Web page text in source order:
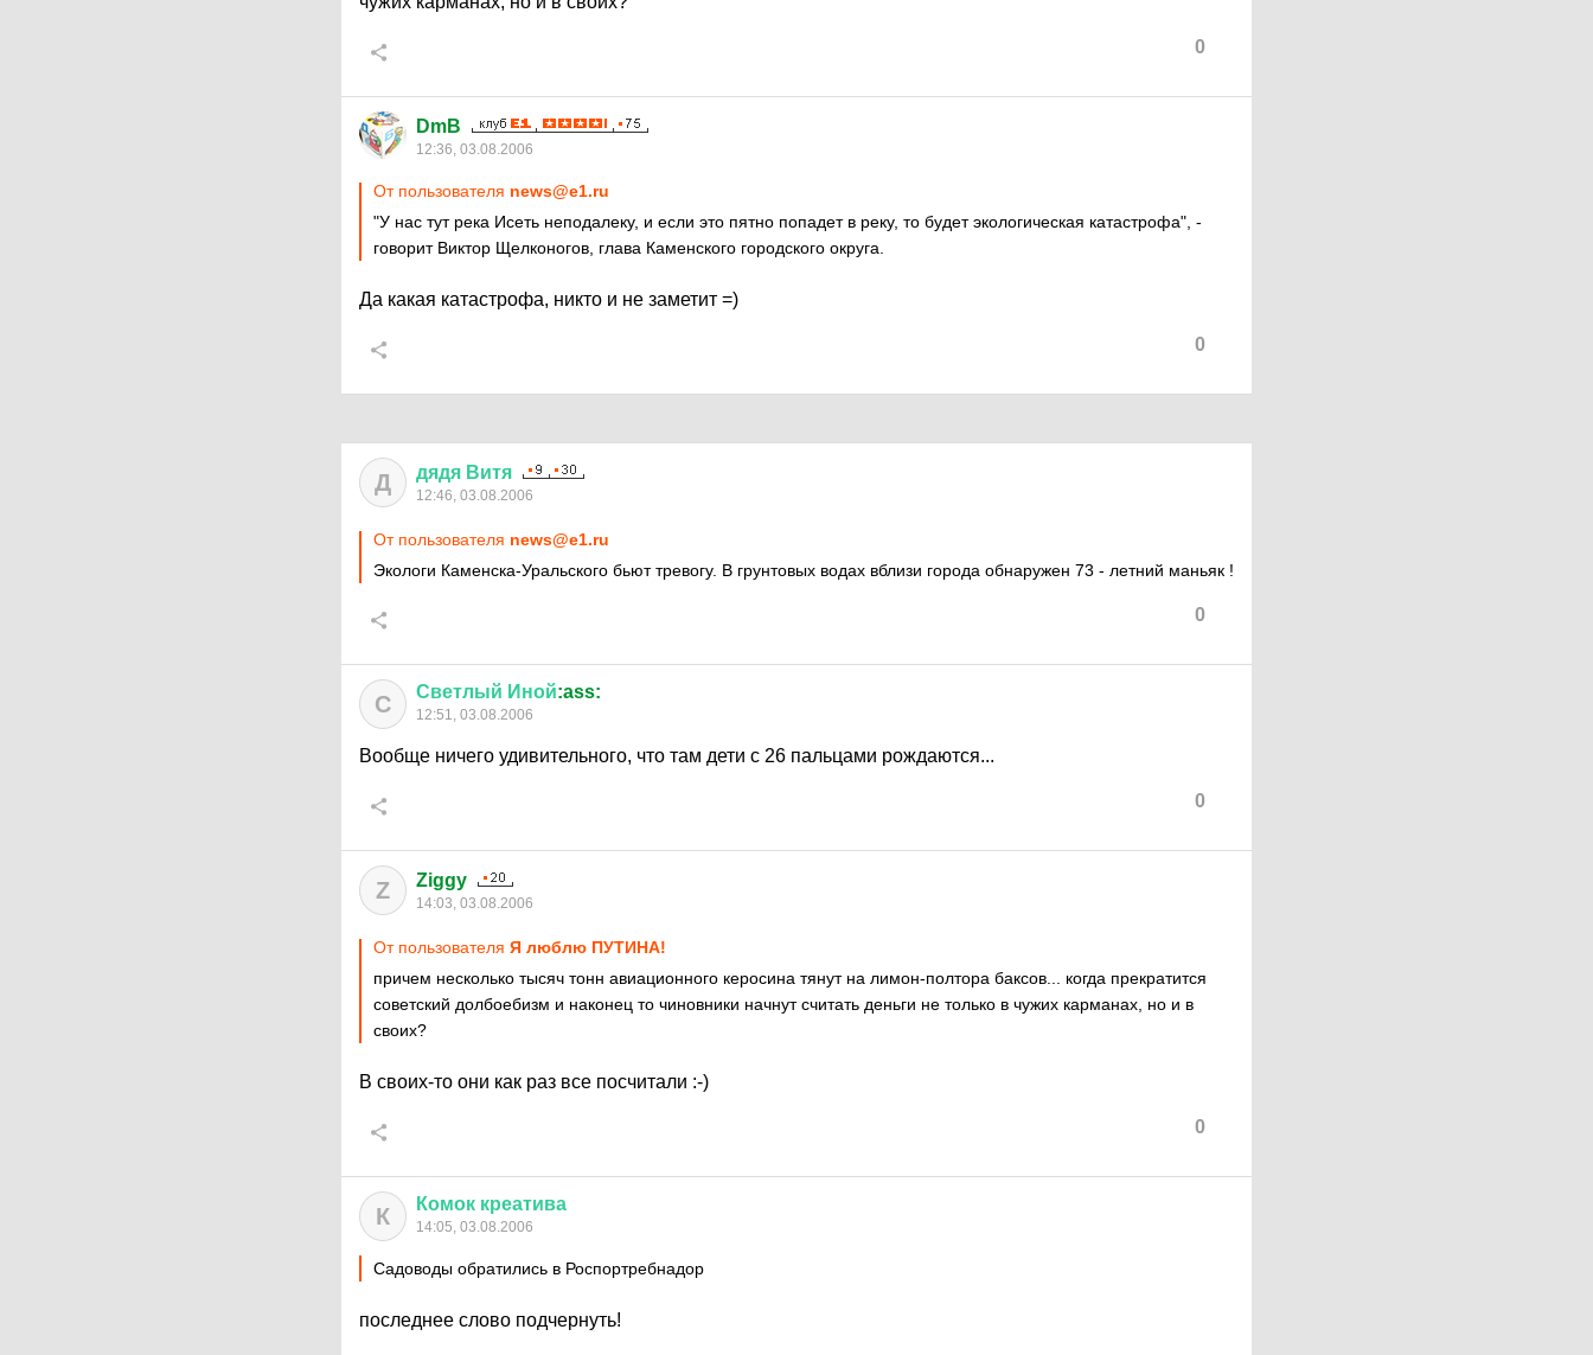
0
DmB
12:36, 03.08.2006
От пользователя news@e1.ru
"У нас тут река Исеть неподалеку, и если это пятно попадет в реку, то будет экологическая катастрофа", -
говорит Виктор Щелконогов, глава Каменского городского округа.
Да какая катастрофа, никто и не заметит =)
0
Д дядя Витя
12:46, 03.08.2006
От пользователя news@e1.ru
Экологи Каменска-Уральского бьют тревогу. В грунтовых водах вблизи города обнаружен 73 - летний маньяк !
0
С Светлый Иной:ass:
12:51, 03.08.2006
Вообще ничего удивительного, что там дети с 26 пальцами рождаются...
0
Z Ziggy
14:03, 03.08.2006
От пользователя Я люблю ПУТИНА!
причем несколько тысяч тонн авиационного керосина тянут на лимон-полтора баксов... когда прекратится
советский долбоебизм и наконец то чиновники начнут считать деньги не только в чужих карманах, но и в
своих?
В своих-то они как раз все посчитали :-)
0
К Комок креатива
14:05, 03.08.2006
Садоводы обратились в Роспортребнадор
последнее слово подчернуть!